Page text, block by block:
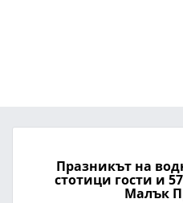
Празникът на
стотици гости и
Малък